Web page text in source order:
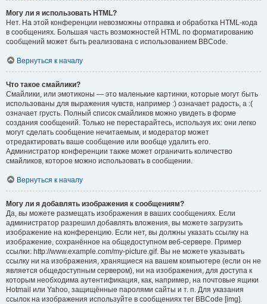
Могу ли я использовать HTML?
Нет. На этой конференции невозможны отправка и обработка HTML-кода
в сообщениях. Большая часть возможностей HTML по форматированию
сообщений может быть реализована с использованием BBCode.
Вернуться к началу
Что такое смайлики?
Смайлики, или эмотиконы — это маленькие картинки, которые могут быть
использованы для выражения чувств, например :) означает радость, а :(
означает грусть. Полный список смайликов можно увидеть в форме
создания сообщений. Только не перестарайтесь, используя их: они легко
могут сделать сообщение нечитаемым, и модератор может
отредактировать ваше сообщение или вообще удалить его.
Администратор конференции также может ограничить количество
смайликов, которое можно использовать в сообщении.
Вернуться к началу
Могу ли я добавлять изображения к сообщениям?
Да, вы можете размещать изображения в ваших сообщениях. Если
администратор разрешил добавлять вложения, вы можете загрузить
изображение на конференцию. Если нет, вы должны указать ссылку на
изображение, сохранённое на общедоступном веб-сервере. Пример
ссылки: http://www.example.com/my-picture.gif. Вы не можете указывать
ссылку ни на изображения, хранящиеся на вашем компьютере (если он не
является общедоступным сервером), ни на изображения, для доступа к
которым необходима аутентификация, как, например, на почтовые ящики
Hotmail или Yahoo, защищённые паролями сайты и т. п. Для указания
ссылок на изображения используйте в сообщениях тег BBCode [img].